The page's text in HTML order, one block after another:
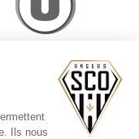
Ils nous